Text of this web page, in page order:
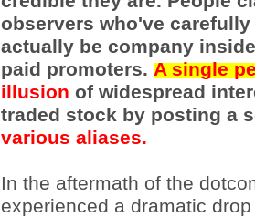
observers who've
actually be company
paid promoters. A single
illusion of widespread
traded stock by posting a
various aliases.
In the aftermath of the
experienced a dramatic